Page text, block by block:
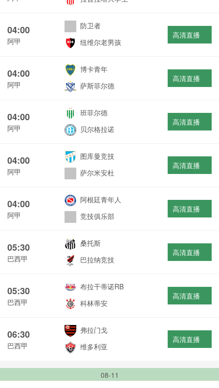
04:00
阿甲
防卫者
纽维尔老男孩
高清直播
04:00
阿甲
博卡青年
萨斯菲尔德
高清直播
04:00
阿甲
班菲尔德
贝尔格拉诺
高清直播
04:00
阿甲
图库曼竞技
萨尔米安杜
高清直播
04:00
阿甲
阿根廷青年人
竞技俱乐部
高清直播
05:30
巴西甲
桑托斯
巴拉纳竞技
高清直播
05:30
巴西甲
布拉干蒂诺RB
科林蒂安
高清直播
06:30
巴西甲
弗拉门戈
维多利亚
高清直播
08-11